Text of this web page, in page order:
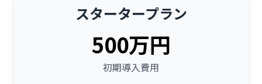
スタータープラン
500万円
初期導入費用